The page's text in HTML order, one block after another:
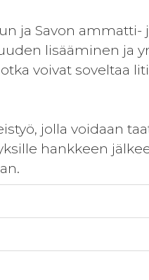
ja Savon
lisääminen ja
voivat
jolla voidaan
hankkeen